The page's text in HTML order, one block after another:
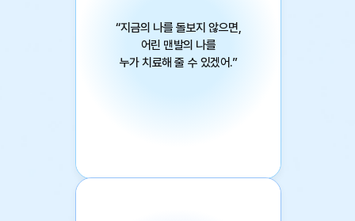
“지금의 나를 돌보지 않으면,
어린 맨발의 나를
누가 치료해 줄 수 있겠어.”